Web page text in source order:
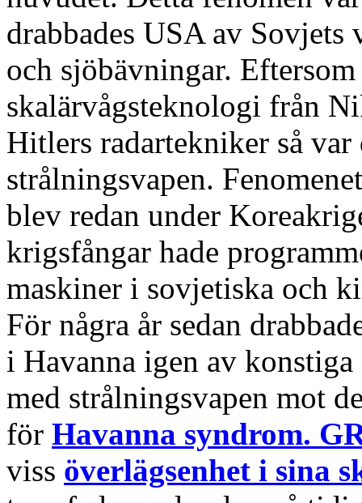
drabbades USA av Sovjets
och sjöbävningar.
skalärvågsteknologi från
Hitlers radartekniker så
strålningsvapen.
blev redan under
krigsfångar hade
maskiner i sovjetiska och
För några år sedan
i Havanna igen av
med strålningsvapen mot
för Havanna syndrom.
viss överlägsenhet i sina